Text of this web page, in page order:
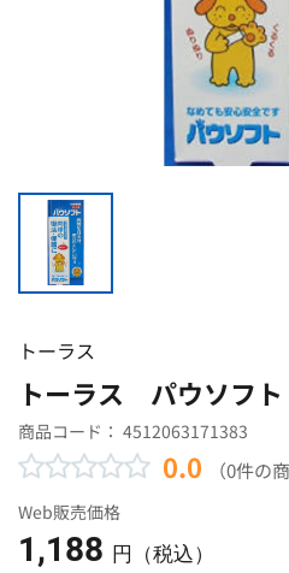
トーラス
トーラス パウソフ
商品コード： 4512063171383
0.0 （0件の
Web販売価格
1,188 円（税込）